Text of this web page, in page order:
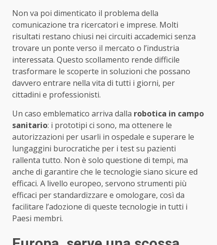
Non va poi dimenticato il problema della
comunicazione tra ricercatori e imprese. Molti
risultati restano chiusi nei circuiti accademici senza
trovare un ponte verso il mercato o l’industria
interessata. Questo scollamento rende difficile
trasformare le scoperte in soluzioni che possano
davvero entrare nella vita di tutti i giorni, per
cittadini e professionisti.
Un caso emblematico arriva dalla robotica in campo
sanitario: i prototipi ci sono, ma ottenere le
autorizzazioni per usarli in ospedale e superare le
lungaggini burocratiche per i test su pazienti
rallenta tutto. Non è solo questione di tempi, ma
anche di garantire che le tecnologie siano sicure ed
efficaci. A livello europeo, servono strumenti più
efficaci per standardizzare e omologare, così da
facilitare l’adozione di queste tecnologie in tutti i
Paesi membri.